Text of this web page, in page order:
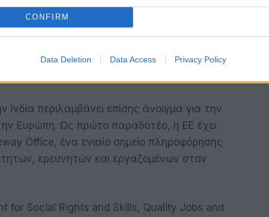
CONFIRM
Data Deletion Data Access Privacy Policy
στρατηγικές δίνουν έμφαση στην
διαδικασιών για την προσέλκυση
της αναγνώρισης προσόντων και
οι πρωτοβουλίες με χώρες εταίρους,
περιλαμβάνει επίσης άνοιγμα για την
Ευρώπη. Ως πρώτο παραδοτέο, η ΕΕ έχει
Office, ένα ενιαίο σημείο πληροφόρησης
ερευνητών και εργαζομένων στον
for Social Rights and Skills, Quality Jobs and